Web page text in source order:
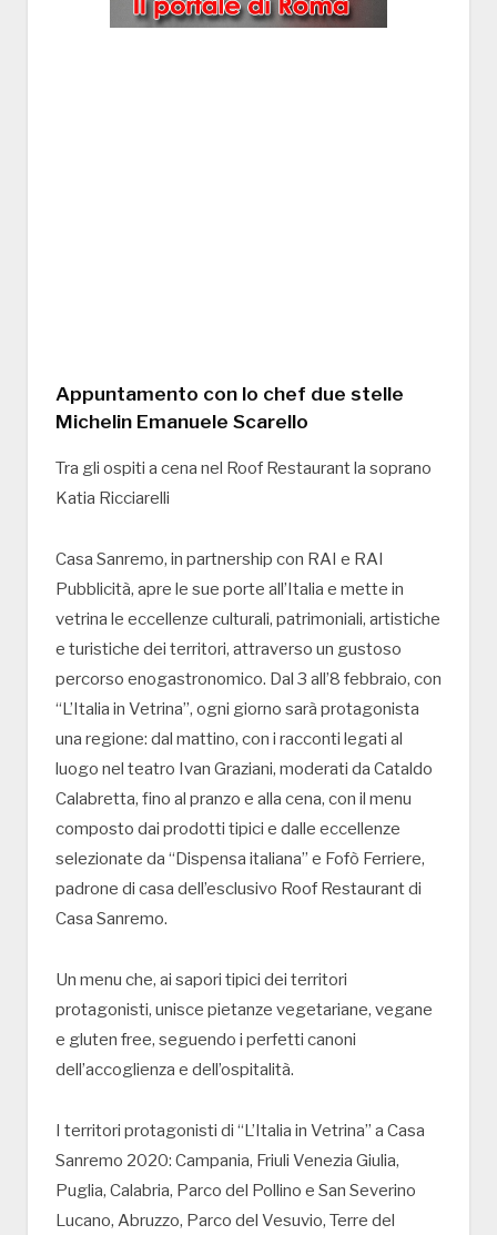
Appuntamento con lo chef due stelle
Michelin Emanuele Scarello
Tra gli ospiti a cena nel Roof Restaurant la soprano
Katia Ricciarelli
Casa Sanremo, in partnership con RAI e RAI
Pubblicità, apre le sue porte all’Italia e mette in
vetrina le eccellenze culturali, patrimoniali, artistiche
e turistiche dei territori, attraverso un gustoso
percorso enogastronomico. Dal 3 all’8 febbraio, con
“L’Italia in Vetrina”, ogni giorno sarà protagonista
una regione: dal mattino, con i racconti legati al
luogo nel teatro Ivan Graziani, moderati da Cataldo
Calabretta, fino al pranzo e alla cena, con il menu
composto dai prodotti tipici e dalle eccellenze
selezionate da “Dispensa italiana” e Fofò Ferriere,
padrone di casa dell’esclusivo Roof Restaurant di
Casa Sanremo.
Un menu che, ai sapori tipici dei territori
protagonisti, unisce pietanze vegetariane, vegane
e gluten free, seguendo i perfetti canoni
dell’accoglienza e dell’ospitalità.
I territori protagonisti di “L’Italia in Vetrina” a Casa
Sanremo 2020: Campania, Friuli Venezia Giulia,
Puglia, Calabria, Parco del Pollino e San Severino
Lucano, Abruzzo, Parco del Vesuvio, Terre del